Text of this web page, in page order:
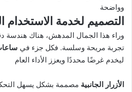
وواضحة
التصميم لخدمة الاستخدام
وراء هذا الجمال المدهش، هناك هندسة
تجربة مريحة وسلسة. فكل جزء في
ليخدم غرضًا محددًا ويعزز الأداء العام
الأزرار الجانبية مصممة بشكل يسهل